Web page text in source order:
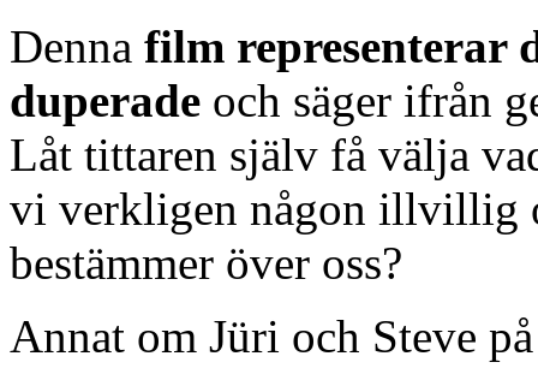
Denna film representerar
duperade och säger ifrån
Låt tittaren själv få välja
vi verkligen någon illvillig
bestämmer över oss?
Annat om Jüri och Steve på